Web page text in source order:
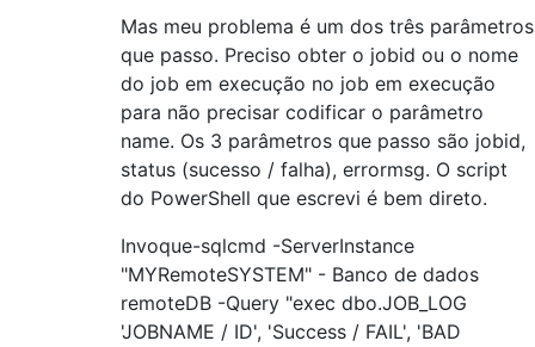
Mas meu problema é um dos três parâmetros
que passo. Preciso obter o jobid ou o nome
do job em execução no job em execução
para não precisar codificar o parâmetro
name. Os 3 parâmetros que passo são jobid,
status (sucesso / falha), errormsg. O script
do PowerShell que escrevi é bem direto.
Invoque-sqlcmd -ServerInstance
"MYRemoteSYSTEM" - Banco de dados
remoteDB -Query "exec dbo.JOB_LOG
'JOBNAME / ID', 'Success / FAIL', 'BAD